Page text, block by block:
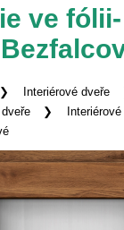
ve
Interiérové dveře